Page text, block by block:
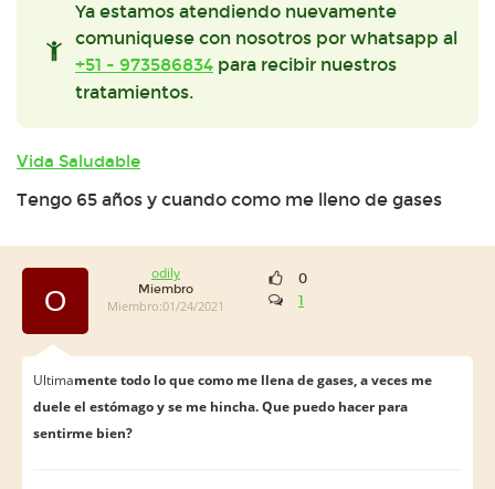
Ya estamos atendiendo nuevamente
comuniquese con nosotros por whatsapp al
+51 - 973586834 para recibir nuestros
tratamientos.
Vida Saludable
Tengo 65 años y cuando como me lleno de gases
O
odily
Miembro
Miembro:01/24/2021
0
1
Ultimamente todo lo que como me llena de gases, a veces me
duele el estómago y se me hincha. Que puedo hacer para
sentirme bien?